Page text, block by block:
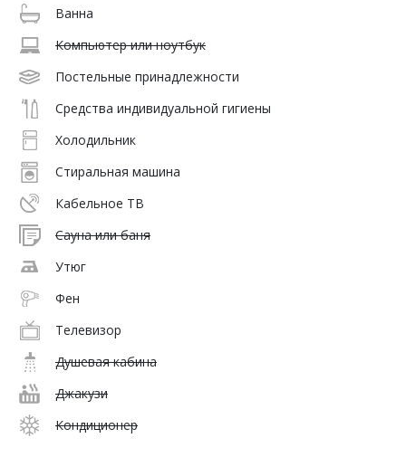
Ванна
Компьютер или ноутбук
Постельные принадлежности
Средства индивидуальной гигиены
Холодильник
Стиральная машина
Кабельное ТВ
Сауна или баня
Утюг
Фен
Телевизор
Душевая кабина
Джакузи
Кондиционер